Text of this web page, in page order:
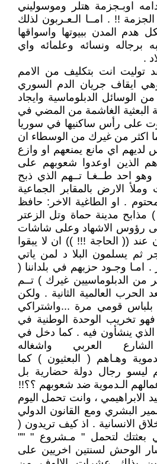
اوبـجزمة هتلر وموسوليني
!! . امــا الـعـربون لذلك
هدم المدن ببيوتها واسواقها
برجاله ونسائه وعلمائه واي
.
توليت انت بتكليف من الامم
ايقاف جريان الدم السوري
الوسائل الدبلوماسية وايجاد
البعثية الغاشمة من المضي في
على رأس ساكنيها في سوريا
اكثر من غيرك من الوسطاء ان
لديهم اي مانع يمنعهم او وازع
الذين اوعدوا شعوبهم على
احد طــغـا تــهم الذي ذبح
وملأ الارض بالمقابر الجماعية
. او الطاغية الاخر: حافظ
مذابح مدينة حماة وتل الزعتر
رؤوس الاشهاد وعلى شاشات
عند (( الحاجة !!! )) ان لا يبقوا
ثم يسلمون البلا د لمن ياتي
وجـود حزبهم في بلداننا (
من الدبلوماسيين غيرك ) تــم
الحرب العالمية الثانية . ولكن
بلباس قومي مرة ...واشتراكي
تخريب الوحدة الوطنية في
الذي ينشأون فيه . كما دخل في
الشارع العربي واشغاله
وهـاهم ( البعثيون ) كما
ليسو رجال دولة حضارية بل
الـدموية ضد شعوبهم ؟؟!!
الابراهيمي ، وانت تحمل اليوم
البشري ومع القانون الدولي
الانسانية . اذ كيف تريدون (
بعثتك لتحمل " مـشروع " ""
الوحش لسنتين اخريين على